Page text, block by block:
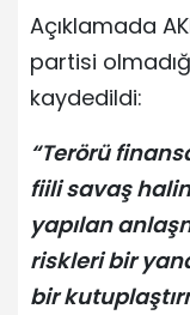
Açıklamada
partisi
kaydedildi:
“Terörü
fiili savaş
yapılan
riskleri bir
bir